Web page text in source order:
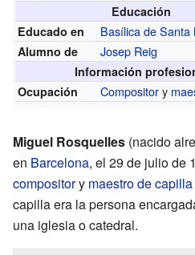
Educación
Educado en
Basílica de
Alumno de Josep Reig
Información
Ocupación
Compository
Miguel Rosquelles (nacido
en Barcelona, el 29 de julio de
compository maestro de capilla
capilla era la persona
una iglesia o catedral.